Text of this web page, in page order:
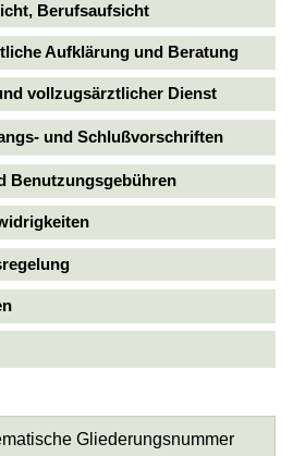
Berufsaufsicht
Aufklärung und Beratung
vollzugsärztlicher Dienst
und Schlußvorschriften
Benutzungsgebühren
Gliederungsnummer